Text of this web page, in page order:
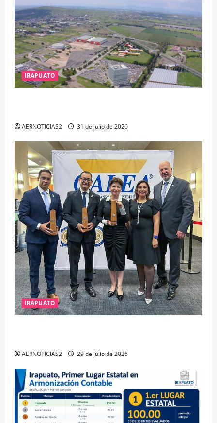
IRAPUATO
AERNOTICIAS2 31 de julio de 2026
IRAPUATO
AERNOTICIAS2 29 de julio de 2026